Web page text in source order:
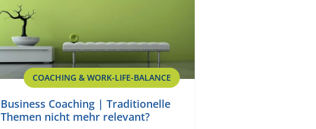
COACHING & WORK-LIFE-BALANCE
Business Coaching | Traditionelle
Themen nicht mehr relevant?